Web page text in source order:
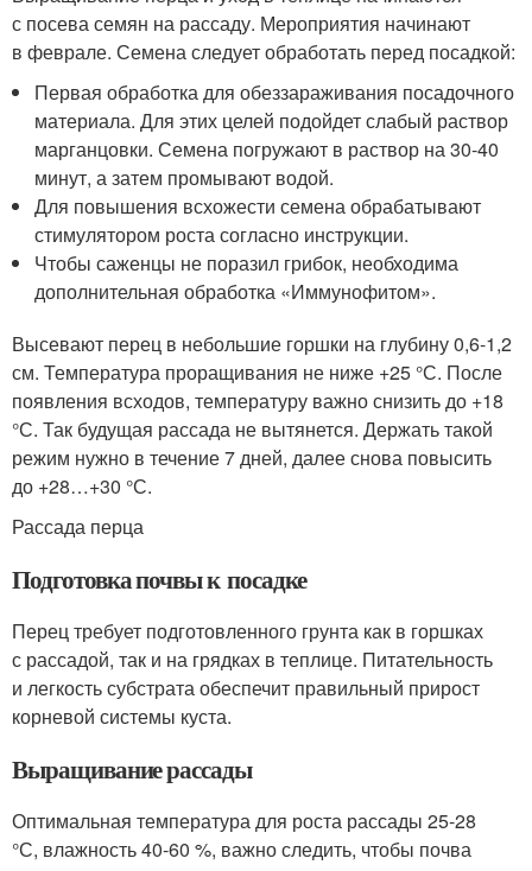
с посева семян на рассаду. Мероприятия начинают
в феврале. Семена следует обработать перед посадкой:
Первая обработка для обеззараживания посадочного
материала. Для этих целей подойдет слабый раствор
марганцовки. Семена погружают в раствор на 30-40
минут, а затем промывают водой.
Для повышения всхожести семена обрабатывают
стимулятором роста согласно инструкции.
Чтобы саженцы не поразил грибок, необходима
дополнительная обработка «Иммунофитом».
Высевают перец в небольшие горшки на глубину 0,6-1,2
см. Температура проращивания не ниже +25 °С. После
появления всходов, температуру важно снизить до +18
°С. Так будущая рассада не вытянется. Держать такой
режим нужно в течение 7 дней, далее снова повысить
до +28…+30 °С.
Рассада перца
Подготовка почвы к посадке
Перец требует подготовленного грунта как в горшках
с рассадой, так и на грядках в теплице. Питательность
и легкость субстрата обеспечит правильный прирост
корневой системы куста.
Выращивание рассады
Оптимальная температура для роста рассады 25-28
°С, влажность 40-60 %, важно следить, чтобы почва